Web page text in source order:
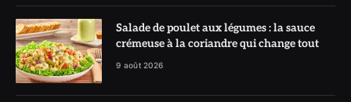
Salade de poulet aux légumes : la sauce
crémeuse à la coriandre qui change tout
9 août 2026